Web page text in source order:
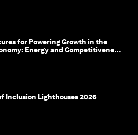
for Powering Growth in the
Energy and Competitiveness
Inclusion Lighthouses 2026